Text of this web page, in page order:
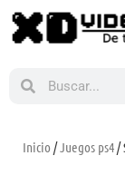
Inicio /Juegos ps4/